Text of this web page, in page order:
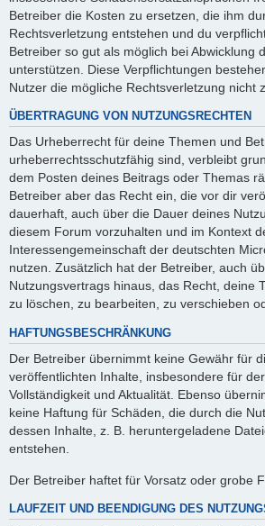
Betreiber die Kosten zu ersetzen, die ihm
Rechtsverletzung entstehen und du
Betreiber so gut als möglich bei Abwicklung
unterstützen. Diese Verpflichtungen
Nutzer die mögliche Rechtsverletzung nicht
ÜBERTRAGUNG VON NUTZUNGSRECHTEN
Das Urheberrecht für deine Themen und
urheberrechtsschutzfähig sind, verbleibt
dem Posten deines Beitrags oder Themas
Betreiber aber das Recht ein, die vor dir
dauerhaft, auch über die Dauer deines
diesem Forum vorzuhalten und im Kontext
Interessengemeinschaft der deutschten
nutzen. Zusätzlich hat der Betreiber, auch
Nutzungsvertrags hinaus, das Recht, deine
zu löschen, zu bearbeiten, zu verschieben
HAFTUNGSBESCHRÄNKUNG
Der Betreiber übernimmt keine Gewähr für
veröffentlichten Inhalte, insbesondere für
Vollständigkeit und Aktualität. Ebenso
keine Haftung für Schäden, die durch die
dessen Inhalte, z. B. heruntergeladene
entstehen.
Der Betreiber haftet für Vorsatz oder grobe
LAUFZEIT UND BEENDIGUNG DES